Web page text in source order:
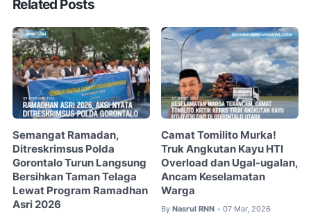
Related Posts
Semangat Ramadan,
Ditreskrimsus Polda
Gorontalo Turun Langsung
Bersihkan Taman Telaga
Lewat Program Ramadhan
Asri 2026
Camat Tomilito Murka!
Truk Angkutan Kayu HTI
Overload dan Ugal-ugalan,
Ancam Keselamatan
Warga
By Nasrul RNN • 07 Mar, 2026